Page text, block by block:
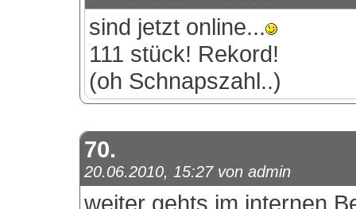
sind jetzt online...
111 stück! Rekord!
(oh Schnapszahl..)
70.
20.06.2010, 15:27 von admin
weiter gehts im internen